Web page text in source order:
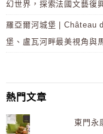
幻世界，探索法國文藝復
羅亞爾河城堡 | Château
堡、盧瓦河畔最美視角與
熱門文章
東門永